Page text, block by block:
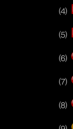
⑷
石
⑸
石
⑹
地
⑺
铁
⑻
智